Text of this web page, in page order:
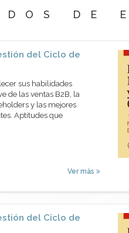
DE
del Ciclo de
sus habilidades
de las ventas B2B, la
y las mejores
Aptitudes que
Ver más
del Ciclo de